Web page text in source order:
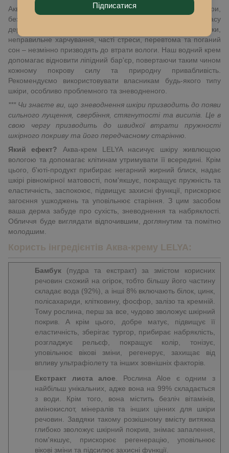
Підписатися
Аква-крем LELYA – безцінне джерело води для вашої шкіри,
без якої абсолютно неможливо підтримувати здоров'я та красу
дерми. Нестача води, неграмотне використання косметики,
неправильне харчування, часті стреси, перевтома та поганий
сон – незмінно призводять до втрати вологи. Наш водний крем
допомагає відновити ліпідний бар'єр, повертаючи таким чином
кожному покрову силу та природну привабливість.
Рекомендуємо використовувати власникам будь-якого типу
шкіри, особливо проблемного та зневодненого.
*** Чи знаєте ви, що зневоднення шкіри призводить до появи
сильного лущення, свербіння, стягнутості та висипів. Це в
свою чергу призводить до швидкої втрати пружності
шкірного покриву та його передчасному старінню.
Який ефект? Аква-крем LELYA насичує шкіру живлющою
вологою та допомагає клітинам утримувати її всередині. Крім
цього, б'юті-продукт прибирає негарний жирний блиск, надає
шкірі рівномірної матовості, пом'якшує, покращує пружність та
еластичність, заспокоює, підвищує захисні функції, прискорює
загоєння ушкоджень та уповільнює старіння. З цим засобом
ваша дерма забуде про сухість, зневоднення та набряклості.
Обличчя буде виглядати відпочившим, доглянутим та помітно
молодшим.
Користь інгредієнтів Аква-крему LELYA:
Бамбук (пудра та екстракт) за змістом корисних
речовин схожий на огірок, тобто більшу його частину
складає вода (92%), а інші 8% включають білок, цинк,
полісахариди, клітковину, фосфор, залізо та кремній.
Тому рослина, перш за все, чудово зволожує шкірний
покрив. А крім цього, добре матує, підвищує її
еластичність, зберігає тургор, прибирає набряклість,
розгладжує рельєф, покращує колір, тонізує,
уповільнює вікові зміни, регенерує, захищає від
впливу ультрафіолету та інших зовнішніх факторів.
Екстракт листа алое . Рослина Aloe є одним з
найбільш унікальних, адже вона на 99% складається
з води. Крім того, вона містить безліч вітамінів,
амінокислот, мінералів та інших цінних для шкіри
речовин. Завдяки такому розкішному вмісту витяжка
глибоко зволожує шкірний покрив, знімає запалення,
пом'якшує, прискорює регенерацію, уповільнює
вікові зміни та підсилює захисні функції.